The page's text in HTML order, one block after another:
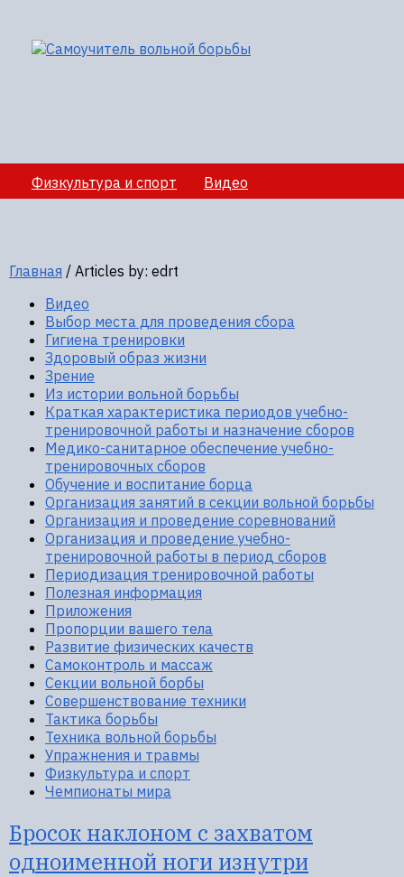
Физкультура и спорт Видео
Секции вольной борбы
Главная / Articles by: edrt
Видео
Выбор места для проведения сбора
Гигиена тренировки
Здоровый образ жизни
Зрение
Из истории вольной борьбы
Краткая характеристика периодов учебно-
тренировочной работы и назначение сборов
Медико-санитарное обеспечение учебно-
тренировочных сборов
Обучение и воспитание борца
Организация занятий в секции вольной борьбы
Организация и проведение соревнований
Организация и проведение учебно-
тренировочной работы в период сборов
Периодизация тренировочной работы
Полезная информация
Приложения
Пропорции вашего тела
Развитие физических качеств
Самоконтроль и массаж
Секции вольной борбы
Совершенствование техники
Тактика борьбы
Техника вольной борьбы
Упражнения и травмы
Физкультура и спорт
Чемпионаты мира
Бросок наклоном с захватом
одноименной ноги изнутри